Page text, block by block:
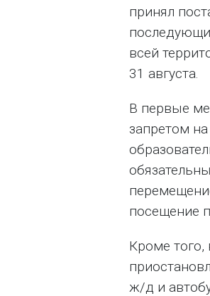
принял
всей
31 августа.
В первые
запретом
посещение
Кроме
ж/д и